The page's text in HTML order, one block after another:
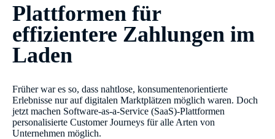
Plattformen für
effizientere Zahlungen im
Laden
Früher war es so, dass nahtlose, konsumentenorientierte
Erlebnisse nur auf digitalen Marktplätzen möglich waren. Doch
jetzt machen Software-as-a-Service (SaaS)-Plattformen
personalisierte Customer Journeys für alle Arten von
Unternehmen möglich.